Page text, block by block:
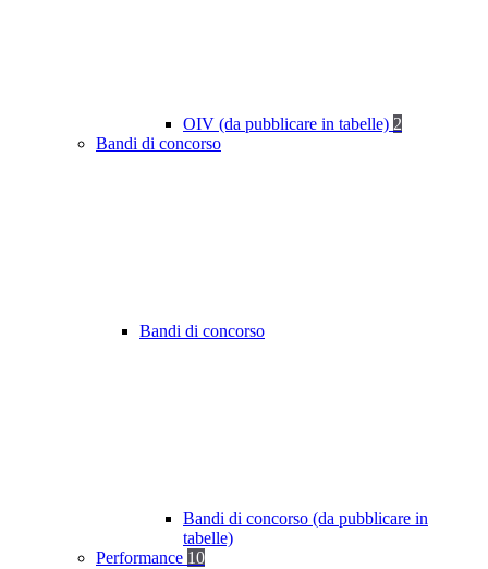
OIV (da pubblicare in tabelle) 2
Bandi di concorso
Bandi di concorso
Bandi di concorso (da pubblicare in
tabelle)
Performance 10